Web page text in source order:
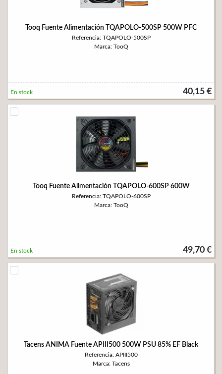
Tooq Fuente Alimentación TQAPOLO-500SP 500W PFC
Referencia: TQAPOLO-500SP
Marca: TooQ
40,15 €
En stock
Tooq Fuente Alimentación TQAPOLO-600SP 600W
Referencia: TQAPOLO-600SP
Marca: TooQ
49,70 €
En stock
Tacens ANIMA Fuente APIII500 500W PSU 85% EF Black
Referencia: APIII500
Marca: Tacens